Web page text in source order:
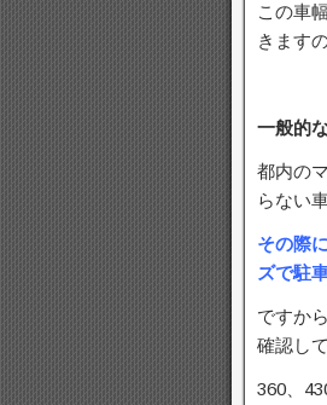
この車
きます
一般的
都内の
らない
その際
ズで駐
ですか
確認し
360、